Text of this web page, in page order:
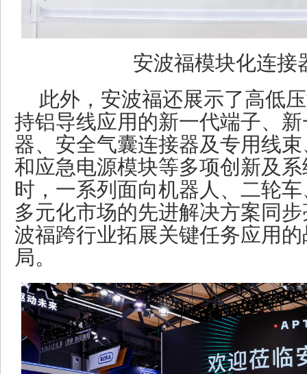
安波福模块化连接
此外，安波福还展示了高低
持铝导线应用的新一代端子、
器、安全气囊连接器及专用线
和应急电源模块等多项创新及
时，一系列面向机器人、二轮
多元化市场的先进解决方案同
波福跨行业拓展关键任务应用
局。